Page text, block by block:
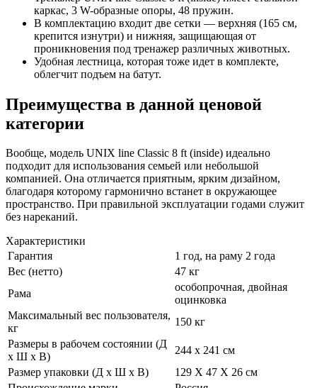
каркас, 3 W-образные опоры, 48 пружин.
В комплектацию входит две сетки — верхняя (165 см,
крепится изнутри) и нижняя, защищающая от
проникновения под тренажер различных животных.
Удобная лестница, которая тоже идет в комплекте,
облегчит подъем на батут.
Преимущества в данной ценовой
категории
Вообще, модель UNIX line Classic 8 ft (inside) идеально
подходит для использования семьей или небольшой
компанией. Она отличается приятным, ярким дизайном,
благодаря которому гармонично встанет в окружающее
пространство. При правильной эксплуатации годами служит
без нареканий.
Характеристики
Гарантия
1 год, на раму 2 года
Вес (нетто)
47 кг
Рама
особопрочная, двойная
оцинковка
Максимальный вес пользователя,
кг
150 кг
Размеры в рабочем состоянии (Д
х Ш х В)
244 х 241 см
Размер упаковки (Д х Ш х В)
129 X 47 X 26 см